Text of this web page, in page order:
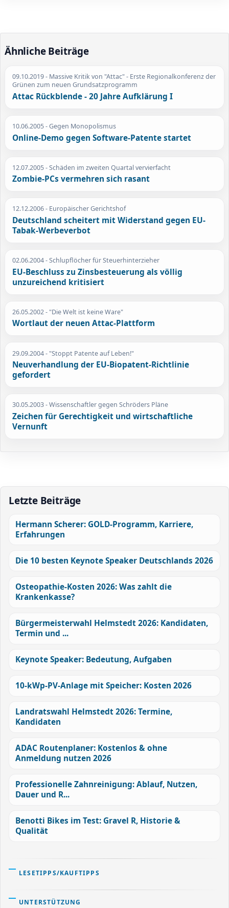
Ähnliche Beiträge
09.10.2019- Massive Kritik von "Attac" - Erste Regionalkonferenz der
Grünen zum neuen Grundsatzprogramm
Attac Rückblende - 20 Jahre Aufklärung I
10.06.2005- Gegen Monopolismus
Online-Demo gegen Software-Patente startet
12.07.2005- Schäden im zweiten Quartal vervierfacht
Zombie-PCs vermehren sich rasant
12.12.2006- Europäischer Gerichtshof
Deutschland scheitert mit Widerstand gegen EU-
Tabak-Werbeverbot
02.06.2004- Schlupflöcher für Steuerhinterzieher
EU-Beschluss zu Zinsbesteuerung als völlig
unzureichend kritisiert
26.05.2002- "Die Welt ist keine Ware"
Wortlaut der neuen Attac-Plattform
29.09.2004- "Stoppt Patente auf Leben!"
Neuverhandlung der EU-Biopatent-Richtlinie
gefordert
30.05.2003- Wissenschaftler gegen Schröders Pläne
Zeichen für Gerechtigkeit und wirtschaftliche
Vernunft
Letzte Beiträge
Hermann Scherer: GOLD-Programm, Karriere,
Erfahrungen
Die 10 besten Keynote Speaker Deutschlands 2026
Osteopathie-Kosten 2026: Was zahlt die
Krankenkasse?
Bürgermeisterwahl Helmstedt 2026: Kandidaten,
Termin und ...
Keynote Speaker: Bedeutung, Aufgaben
10-kWp-PV-Anlage mit Speicher: Kosten 2026
Landratswahl Helmstedt 2026: Termine,
Kandidaten
ADAC Routenplaner: Kostenlos & ohne
Anmeldung nutzen 2026
Professionelle Zahnreinigung: Ablauf, Nutzen,
Dauer und R...
Benotti Bikes im Test: Gravel R, Historie &
Qualität
LESETIPPS/KAUFTIPPS
UNTERSTÜTZUNG